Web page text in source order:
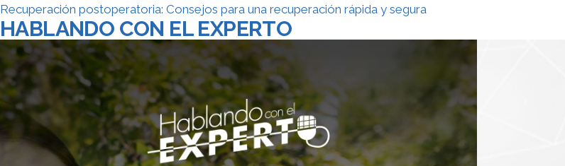
Recuperación postoperatoria: Consejos para una recuperación rápida y segura
HABLANDO CON EL EXPERTO